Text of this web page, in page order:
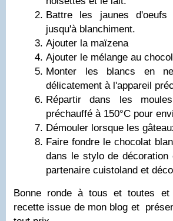
Battre les jaunes
jusqu'à blanchiment.
Ajouter la maïzena
Ajouter le mélange au
Monter les blancs en
délicatement à l'appareil
Répartir dans les
préchauffé à 150°C pour
Démouler lorsque les
Faire fondre le chocolat
dans le stylo de
partenaire cuistoland et
Bonne ronde à tous et toutes
recette issue de mon blog et